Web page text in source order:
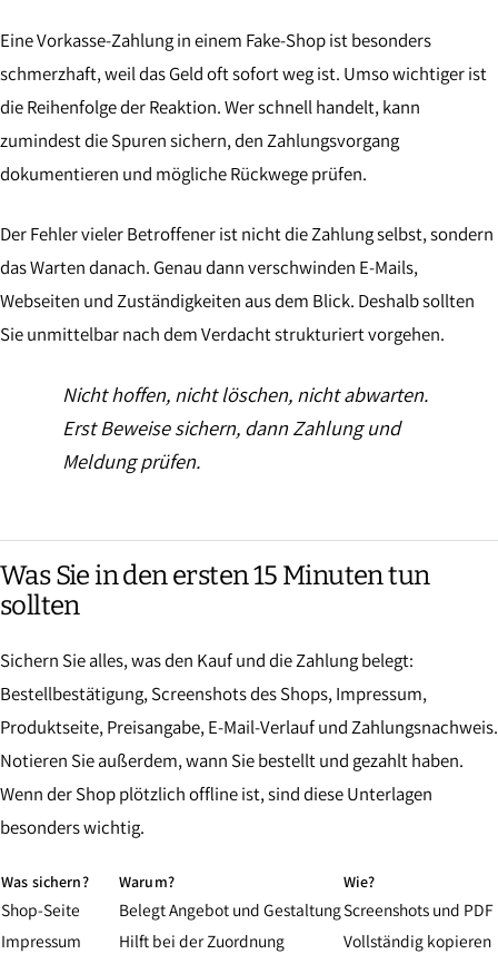
Eine Vorkasse-Zahlung in einem Fake-Shop ist besonders
schmerzhaft, weil das Geld oft sofort weg ist. Umso wichtiger ist
die Reihenfolge der Reaktion. Wer schnell handelt, kann
zumindest die Spuren sichern, den Zahlungsvorgang
dokumentieren und mögliche Rückwege prüfen.
Der Fehler vieler Betroffener ist nicht die Zahlung selbst, sondern
das Warten danach. Genau dann verschwinden E-Mails,
Webseiten und Zuständigkeiten aus dem Blick. Deshalb sollten
Sie unmittelbar nach dem Verdacht strukturiert vorgehen.
Nicht hoffen, nicht löschen, nicht abwarten.
Erst Beweise sichern, dann Zahlung und
Meldung prüfen.
Was Sie in den ersten 15 Minuten tun
sollten
Sichern Sie alles, was den Kauf und die Zahlung belegt:
Bestellbestätigung, Screenshots des Shops, Impressum,
Produktseite, Preisangabe, E-Mail-Verlauf und Zahlungsnachweis.
Notieren Sie außerdem, wann Sie bestellt und gezahlt haben.
Wenn der Shop plötzlich offline ist, sind diese Unterlagen
besonders wichtig.
Was sichern? Warum? Wie?
Shop-Seite Belegt Angebot und GestaltungScreenshots und PDF
Impressum
Hilft bei der Zuordnung
Vollständig kopieren